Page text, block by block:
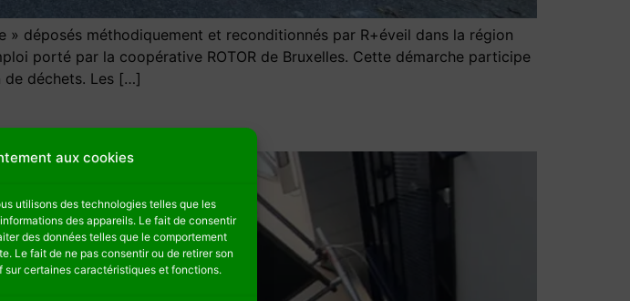
aux cookies
utilisons des technologies telles que les
des appareils. Le fait de consentir
des données telles que le comportement
Le fait de ne pas consentir ou de retirer son
certaines caractéristiques et fonctions.
» déposés méthodiquement et reconditionnés par R+éveil dans la région
porté par la coopérative ROTOR de Bruxelles. Cette démarche participe
de déchets. Les […]